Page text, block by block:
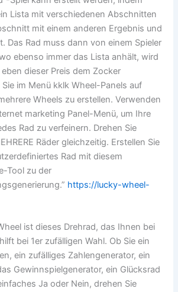
Lista mit verschiedenen Abschnitten
mit einem anderen Ergebnis und
Das Rad muss dann von einem Spieler
ebenso immer das Lista anhält, wird
dieser Preis dem Zocker
im Menü kklk Wheel-Panels auf
Wheels zu erstellen. Verwenden
marketing Panel-Menü, um Ihre
Rad zu verfeinern. Drehen Sie
Räder gleichzeitig. Erstellen Sie
Rad mit diesem
Tool zu der
https://lucky-wheel-
ist dieses Drehrad, das Ihnen bei
bei 1er zufälligen Wahl. Ob Sie ein
ein zufälliges Zahlengenerator, ein
Gewinnspielgenerator, ein Glücksrad
Ja oder Nein, drehen Sie